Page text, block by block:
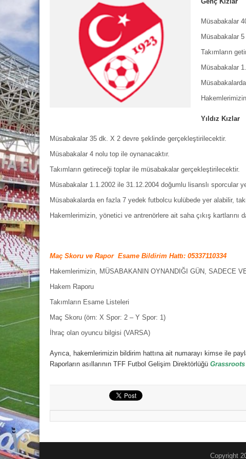
Müsabakalar
Müsabakalar 5
Takımların
Müsabakalar
Yıldız Kızlar
Müsabakalar 35 dk. X 2 devre şeklinde gerçekleştirilecektir.
Müsabakalar 4 nolu top ile oynanacaktır.
Takımların getireceği toplar ile müsabakalar gerçekleştirilecektir.
Müsabakalar 1.1.2002 ile 31.12.2004 doğumlu lisanslı sporcular
Müsabakalarda en fazla 7 yedek futbolcu kulübede yer alabilir,
Hakemlerimizin, yönetici ve antrenörlere ait saha çıkış
Maç Skoru ve Rapor  Esame Bildirim Hattı: 05337110334
Hakemlerimizin, MÜSABAKANIN OYNANDIĞI GÜN, SADECE
Hakem Raporu
Takımların Esame Listeleri
Maç Skoru (örn: X Spor: 2 – Y Spor: 1)
İhraç olan oyuncu bilgisi (VARSA)
Ayrıca, hakemlerimizin bildirim hattına ait numarayı kimse ile
Raporların asıllarının TFF Futbol Gelişim Direktörlüğü
Copyright